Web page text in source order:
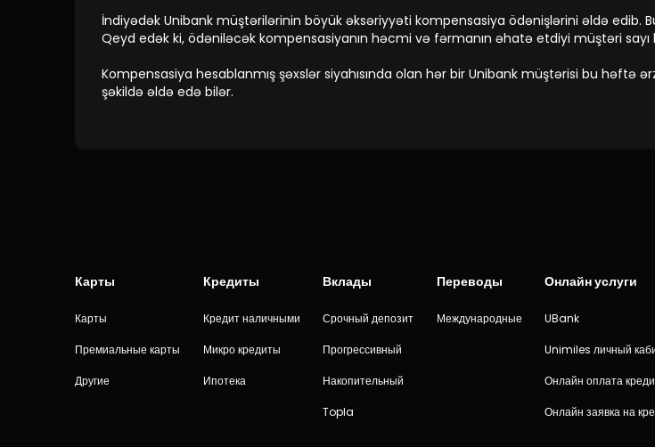
İndiyədək Unibank müştərilərinin böyük əksəriyyəti kompensasiya ödənişlərini əldə edib.
Qeyd edək ki, ödəniləcək kompensasiyanın həcmi və fərmanın əhatə etdiyi müştəri sayı
Kompensasiya hesablanmış şəxslər siyahısında olan hər bir Unibank müştərisi bu həftə
şəkildə əldə edə bilər.
Карты
Карты
Премиальные карты
Другие
Кредиты
Кредит наличными
Микро кредиты
Ипотека
Вклады
Срочный депозит
Прогрессивный
Накопительный
Topla
Переводы
Международные
Онлайн услуги
UBank
Unimiles личный
Онлайн оплата
Онлайн заявка на